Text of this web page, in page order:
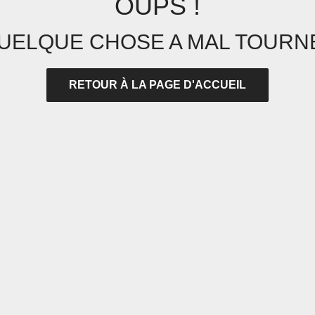
CHOSE A MAL
RETOUR À LA PAGE D'ACCUEIL